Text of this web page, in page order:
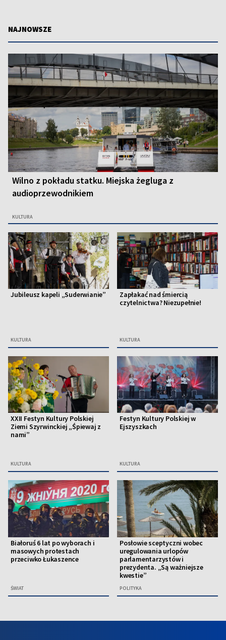
NAJNOWSZE
Wilno z pokładu statku. Miejska żegluga z
audioprzewodnikiem
KULTURA
Jubileusz kapeli „Suderwianie”
KULTURA
Zapłakać nad śmiercią
czytelnictwa? Niezupełnie!
KULTURA
XXII Festyn Kultury Polskiej
Ziemi Szyrwinckiej „Śpiewaj z
nami”
KULTURA
Festyn Kultury Polskiej w
Ejszyszkach
KULTURA
Białoruś 6 lat po wyborach i
masowych protestach
przeciwko Łukaszence
ŚWIAT
Posłowie sceptyczni wobec
uregulowania urlopów
parlamentarzystów i
prezydenta. „Są ważniejsze
kwestie”
POLITYKA